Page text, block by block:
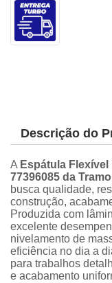
Descrição do
A Espátula
77396085 da
busca qualidade,
construção,
Produzida com
excelente
nivelamento de
eficiência no dia a
para trabalhos
e acabamento